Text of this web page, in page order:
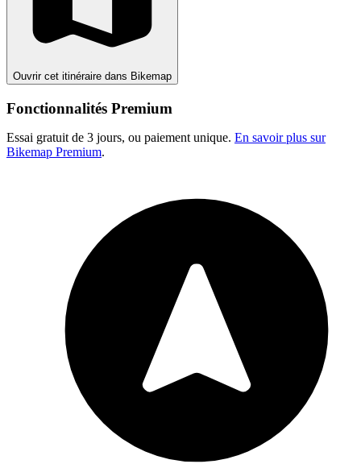
Ouvrir cet itinéraire dans Bikemap
Fonctionnalités Premium
Essai gratuit de 3 jours, ou paiement unique. En savoir plus sur
Bikemap Premium.